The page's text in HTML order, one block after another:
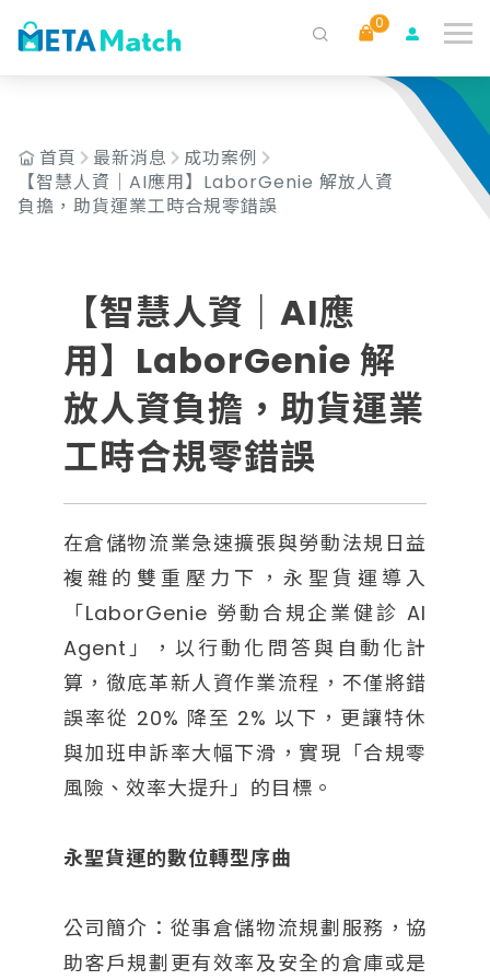
0
首頁 最新消息
成功案例
【智慧人資｜AI應用】LaborGenie 解放人資
負擔，助貨運業工時合規零錯誤
【智慧人資｜AI應
用】LaborGenie 解
放人資負擔，助貨運業
工時合規零錯誤
在倉儲物流業急速擴張與勞動法規日益
複雜的雙重壓力下，永聖貨運導入
「LaborGenie 勞動合規企業健診 AI
Agent」，以行動化問答與自動化計
算，徹底革新人資作業流程，不僅將錯
誤率從 20% 降至 2% 以下，更讓特休
與加班申訴率大幅下滑，實現「合規零
風險、效率大提升」的目標。
永聖貨運的數位轉型序曲
公司簡介：從事倉儲物流規劃服務，協
助客戶規劃更有效率及安全的倉庫或是